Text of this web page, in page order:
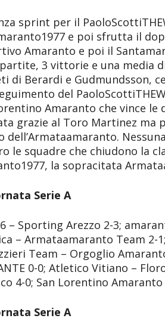
sprint per il
e poi sfrutta il
Amaranto e poi il
3 vittorie e una media
di Berardi e Gudmundsson,
del
Amaranto che vince
grazie al Toro Martinez ma
dell’Armataamaranto.
le squadre che chiudono la
la sopracitata
Serie A
– Sporting Arezzo 2-3;
– Armataamaranto Team
Team – Orgoglio
0-0; Atletico Vitiano –
4-0; San Lorentino
Serie A